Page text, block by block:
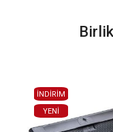
İNDİRİM
YENI